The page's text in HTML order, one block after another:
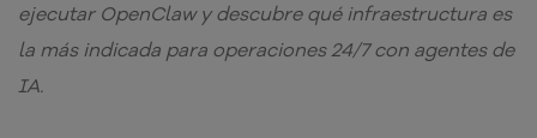
ejecutar OpenClaw y descubre qué infraestructura es
la más indicada para operaciones 24/7 con agentes de
IA.